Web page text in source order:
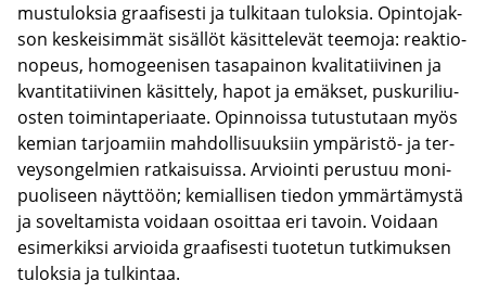
mus­tu­lok­sia graa­fi­ses­ti ja tul­ki­taan tu­lok­sia. Opin­to­jak­
son kes­kei­sim­mät si­säl­löt kä­sit­te­le­vät tee­mo­ja: reak­tio­
no­peus, ho­mo­gee­ni­sen ta­sa­pai­non kva­li­ta­tii­vi­nen ja
kvan­ti­ta­tii­vi­nen kä­sit­te­ly, hapot ja emäk­set, pus­ku­ri­liu­
os­ten toi­min­ta­pe­ri­aa­te. Opin­nois­sa tu­tus­tu­taan myös
ke­mian tar­joa­miin mah­dol­li­suuk­siin ympäristö-​ ja ter­
vey­son­gel­mien rat­kai­suis­sa. Ar­vioin­ti pe­rus­tuu mo­ni­
puo­li­seen näyt­töön; ke­mial­li­sen tie­don ym­mär­tä­mys­tä
ja so­vel­ta­mis­ta voi­daan osoit­taa eri ta­voin. Voi­daan
esi­mer­kik­si ar­vioi­da graa­fi­ses­ti tuo­te­tun tut­ki­muk­sen
tu­lok­sia ja tul­kin­taa.